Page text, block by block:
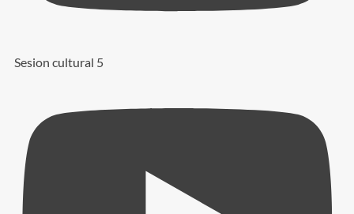
Sesion cultural 5